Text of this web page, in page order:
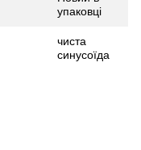
упаковці
чиста
синусоїда